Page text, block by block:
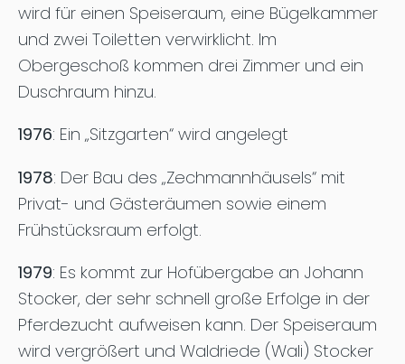
wird für einen Speiseraum, eine Bügelkammer
und zwei Toiletten verwirklicht. Im
Obergeschoß kommen drei Zimmer und ein
Duschraum hinzu.
1976: Ein „Sitzgarten“ wird angelegt
1978: Der Bau des „Zechmannhäusels“ mit
Privat- und Gästeräumen sowie einem
Frühstücksraum erfolgt.
1979: Es kommt zur Hofübergabe an Johann
Stocker, der sehr schnell große Erfolge in der
Pferdezucht aufweisen kann. Der Speiseraum
wird vergrößert und Waldriede (Wali) Stocker